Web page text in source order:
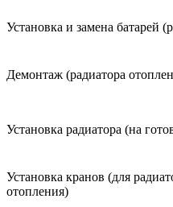
Установка и замена батарей
Демонтаж (радиатора
Установка радиатора (на
Установка кранов (для
отопления)